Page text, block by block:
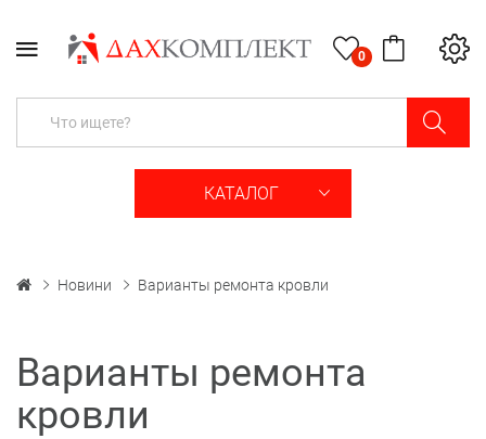
0
КАТАЛОГ
Новини Варианты ремонта кровли
Варианты ремонта
кровли